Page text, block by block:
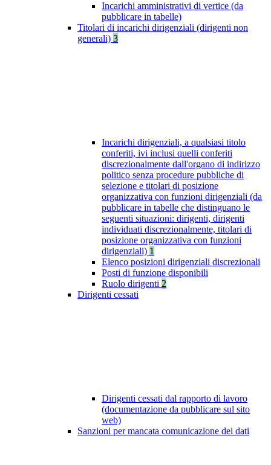
Incarichi amministrativi di vertice (da
pubblicare in tabelle)
Titolari di incarichi dirigenziali (dirigenti non
generali) 3
Incarichi dirigenziali, a qualsiasi titolo
conferiti, ivi inclusi quelli conferiti
discrezionalmente dall'organo di indirizzo
politico senza procedure pubbliche di
selezione e titolari di posizione
organizzativa con funzioni dirigenziali (da
pubblicare in tabelle che distinguano le
seguenti situazioni: dirigenti, dirigenti
individuati discrezionalmente, titolari di
posizione organizzativa con funzioni
dirigenziali) 1
Elenco posizioni dirigenziali discrezionali
Posti di funzione disponibili
Ruolo dirigenti 2
Dirigenti cessati
Dirigenti cessati dal rapporto di lavoro
(documentazione da pubblicare sul sito
web)
Sanzioni per mancata comunicazione dei dati